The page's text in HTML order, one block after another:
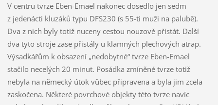
V centru tvrze Eben-Emael nakonec dosedlo jen sedm
z jedenácti kluzáků typu DFS230 (s 55-ti muži na palubě).
Dva z nich byly totiž nuceny cestou nouzově přistát. Další
dva tyto stroje zase přistály u klamných plechových atrap.
Výsadkářům k obsazení „nedobytné“ tvrze Eben-Emael
stačilo necelých 20 minut. Posádka zmíněné tvrze totiž
nebyla na německý útok vůbec připravena a byla jim zcela
zaskočena. Některé povrchové objekty této tvrze navíc